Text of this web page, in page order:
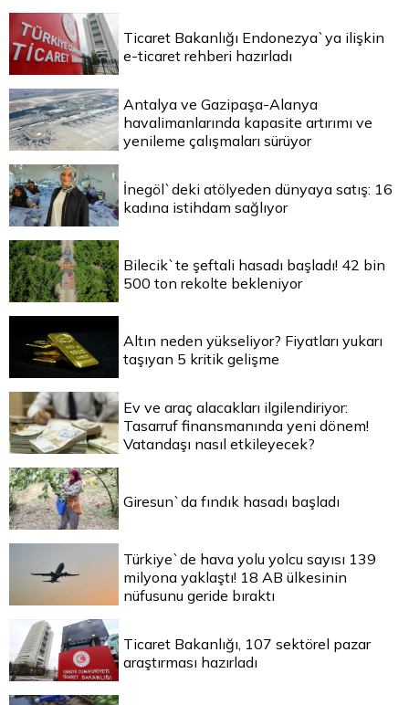
Ticaret Bakanlığı Endonezya`ya ilişkin
e-ticaret rehberi hazırladı
Antalya ve Gazipaşa-Alanya
havalimanlarında kapasite artırımı ve
yenileme çalışmaları sürüyor
İnegöl`deki atölyeden dünyaya satış: 16
kadına istihdam sağlıyor
Bilecik`te şeftali hasadı başladı! 42 bin
500 ton rekolte bekleniyor
Altın neden yükseliyor? Fiyatları yukarı
taşıyan 5 kritik gelişme
Ev ve araç alacakları ilgilendiriyor:
Tasarruf finansmanında yeni dönem!
Vatandaşı nasıl etkileyecek?
Giresun`da fındık hasadı başladı
Türkiye`de hava yolu yolcu sayısı 139
milyona yaklaştı! 18 AB ülkesinin
nüfusunu geride bıraktı
Ticaret Bakanlığı, 107 sektörel pazar
araştırması hazırladı